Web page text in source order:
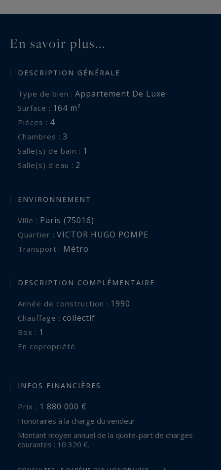
En savoir plus...
DESCRIPTION GÉNÉRALE
Type de bien : Appartement De Luxe
Surface : 164 m²
Pièces : 4
Chambres : 3
Salle(s) de bain : 1
Salle(s) d'eau : 2
ENVIRONNEMENT
Ville : Paris (75016)
Quartier : VICTOR HUGO POMPE
Transport : Métro
DESCRIPTION COMPLÉMENTAIRE
Année de construction : 1990
Chauffage : collectif
box : 1
En copropriété
INFOS FINANCIÈRES
Prix : 1 880 000 €
Honoraires à la charge du vendeur
Montant moyen annuel de la quote-part de charges
courantes : 10 320 €.